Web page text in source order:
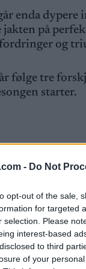
- Do Not
opt-out of the sale,
for targeted
selection. Please
interest-based
to third
of your
enda
på
og
følge tre
starter.
Ski
og jevn
på SC Play.